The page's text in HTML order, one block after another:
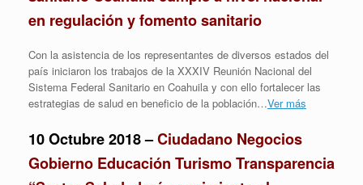
en regulación y fomento sanitario
Con la asistencia de los representantes de diversos estados del
país iniciaron los trabajos de la XXXIV Reunión Nacional del
Sistema Federal Sanitario en Coahuila y con ello fortalecer las
estrategias de salud en beneficio de la población…Ver más
10 Octubre 2018 –Ciudadano Negocios
Gobierno Educación Turismo Transparencia